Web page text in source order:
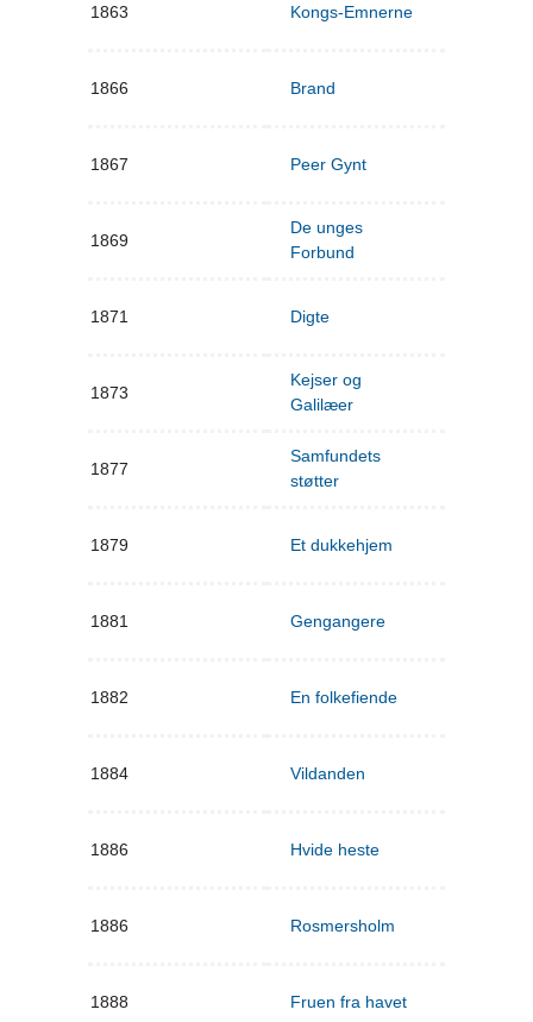
1863 Kongs-Emnerne
1866 Brand
1867 Peer Gynt
1869
De unges
Forbund
1871 Digte
1873
Kejser og
Galilæer
1877
Samfundets
støtter
1879 Et dukkehjem
1881 Gengangere
1882 En folkefiende
1884 Vildanden
1886 Hvide heste
1886 Rosmersholm
1888 Fruen fra havet